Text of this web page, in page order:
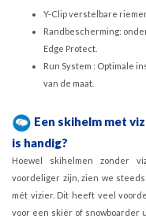
Y-Clip verstelbare
Randbescherming:
Edge Protect.
Run System : Optimale
van de maat.
Een skihelm met
is handig?
Hoewel skihelmen zonder
voordeliger zijn, zien we
mét vizier. Dit heeft veel
voor een skiër of snowboarder